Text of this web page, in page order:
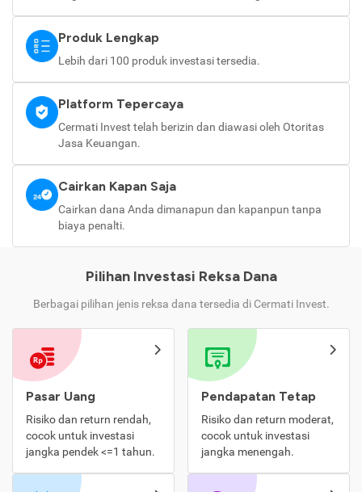
Produk Lengkap
Lebih dari 100 produk investasi tersedia.
Platform Tepercaya
Cermati Invest telah berizin dan diawasi oleh Otoritas
Jasa Keuangan.
Cairkan Kapan Saja
Cairkan dana Anda dimanapun dan kapanpun tanpa
biaya penalti.
Pilihan Investasi Reksa Dana
Berbagai pilihan jenis reksa dana tersedia di Cermati Invest.
Pasar Uang
Risiko dan return rendah,
cocok untuk investasi
jangka pendek <=1 tahun.
Pendapatan Tetap
Risiko dan return moderat,
cocok untuk investasi
jangka menengah.